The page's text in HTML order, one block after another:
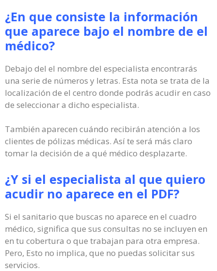
¿En que consiste la información
que aparece bajo el nombre de el
médico?
Debajo del el nombre del especialista encontrarás
una serie de números y letras. Esta nota se trata de la
localización de el centro donde podrás acudir en caso
de seleccionar a dicho especialista.
También aparecen cuándo recibirán atención a los
clientes de pólizas médicas. Así te será más claro
tomar la decisión de a qué médico desplazarte.
¿Y si el especialista al que quiero
acudir no aparece en el PDF?
Si el sanitario que buscas no aparece en el cuadro
médico, significa que sus consultas no se incluyen en
en tu cobertura o que trabajan para otra empresa.
Pero, Esto no implica, que no puedas solicitar sus
servicios.